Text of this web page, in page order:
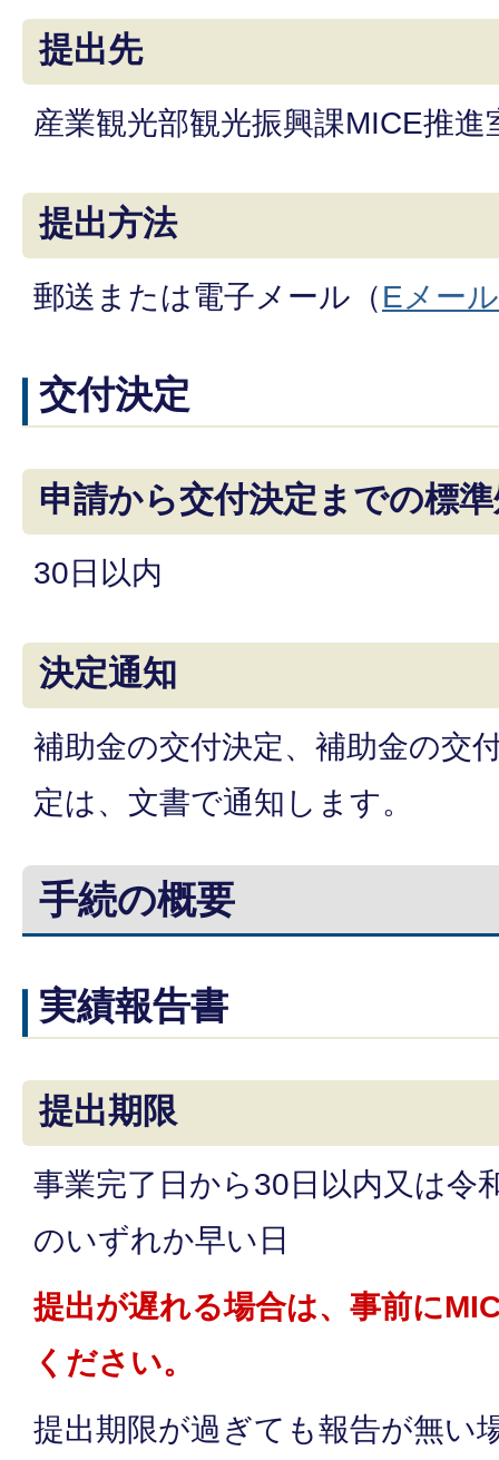
提出先
産業観光部観光振興課MICE推進
提出方法
郵送または電子メール（Eメー
交付決定
申請から交付決定までの標
30日以内
決定通知
補助金の交付決定、補助金の交
定は、文書で通知します。
手続の概要
実績報告書
提出期限
事業完了日から30日以内又は令
のいずれか早い日
提出が遅れる場合は、事前に
ください。
提出期限が過ぎても報告が無い